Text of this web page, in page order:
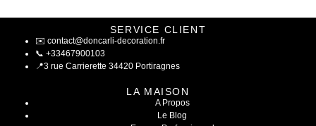
SERVICE CLIENT
✉️ contact@doncarli-decoration.fr
📞 +33467900103
📍3 rue Carrierette 34420 Portiragnes
LA MAISON
A Propos
Le Blog